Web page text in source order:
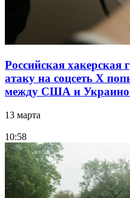
Российская хакерская
атаку на соцсеть Х
между США и
13 марта
10:58